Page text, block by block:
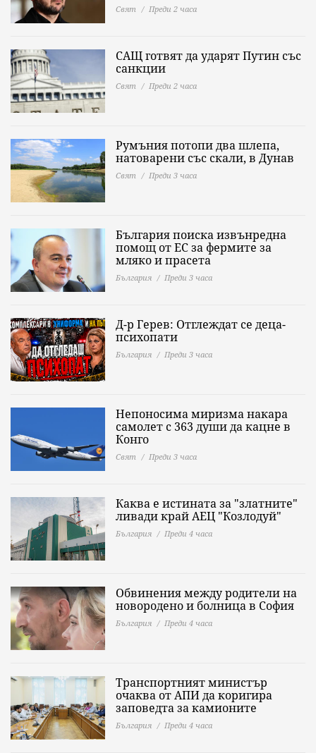
Свят Преди 2 часа
САЩ готвят да ударят Путин със
санкции
Свят Преди 2 часа
Румъния потопи два шлепа,
натоварени със скали, в Дунав
Свят Преди 3 часа
България поиска извънредна
помощ от ЕС за фермите за
мляко и прасета
България Преди 3 часа
Д-р Герев: Отглеждат се деца-
психопати
България Преди 3 часа
Непоносима миризма накара
самолет с 363 души да кацне в
Конго
Свят Преди 3 часа
Каква е истината за "златните"
ливади край АЕЦ "Козлодуй"
България Преди 4 часа
Обвинения между родители на
новородено и болница в София
България Преди 4 часа
Транспортният министър
очаква от АПИ да коригира
заповедта за камионите
България Преди 4 часа